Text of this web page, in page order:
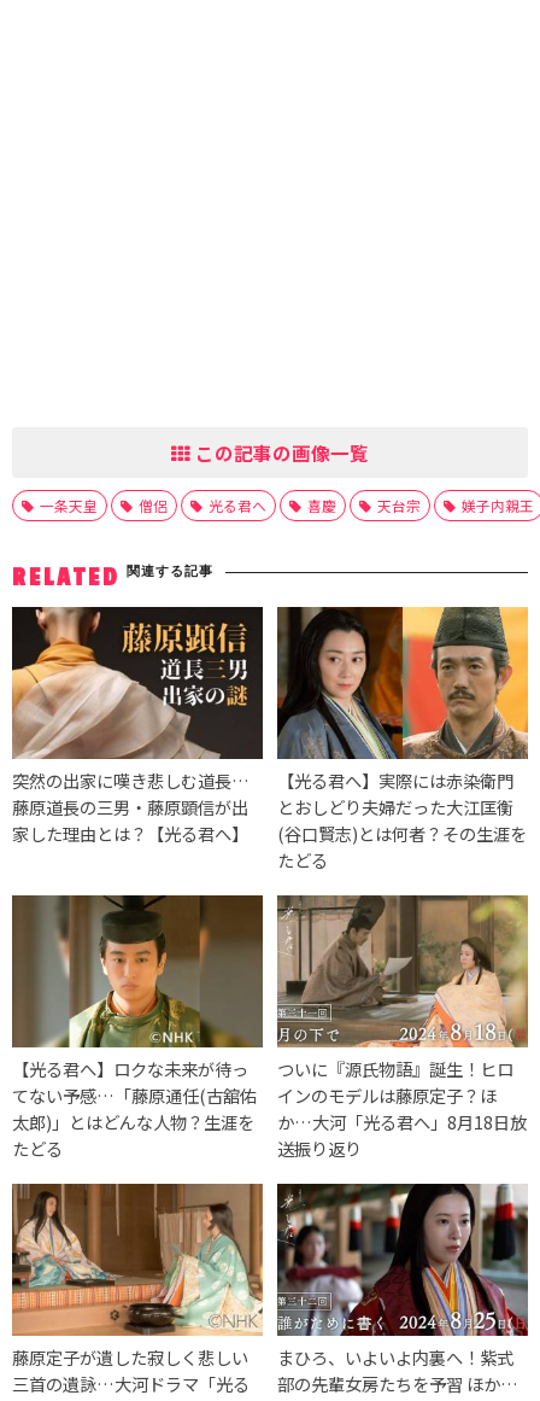
この記事の画像一覧
一条天皇 僧侶 光る君へ 喜慶 天台宗 媄子内親王
RELATED 関連する記事
突然の出家に嘆き悲しむ道長…
藤原道長の三男・藤原顕信が出
家した理由とは？【光る君へ】
【光る君へ】実際には赤染衛門
とおしどり夫婦だった大江匡衡
(谷口賢志)とは何者？その生涯を
たどる
【光る君へ】ロクな未来が待っ
てない予感…「藤原通任(古舘佑
太郎)」とはどんな人物？生涯を
たどる
ついに『源氏物語』誕生！ヒロ
インのモデルは藤原定子？ほ
か…大河「光る君へ」8月18日放
送振り返り
藤原定子が遺した寂しく悲しい
三首の遺詠…大河ドラマ「光る
まひろ、いよいよ内裏へ！紫式
部の先輩女房たちを予習 ほか…